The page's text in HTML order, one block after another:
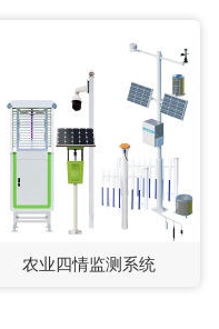
农业四情监测系统